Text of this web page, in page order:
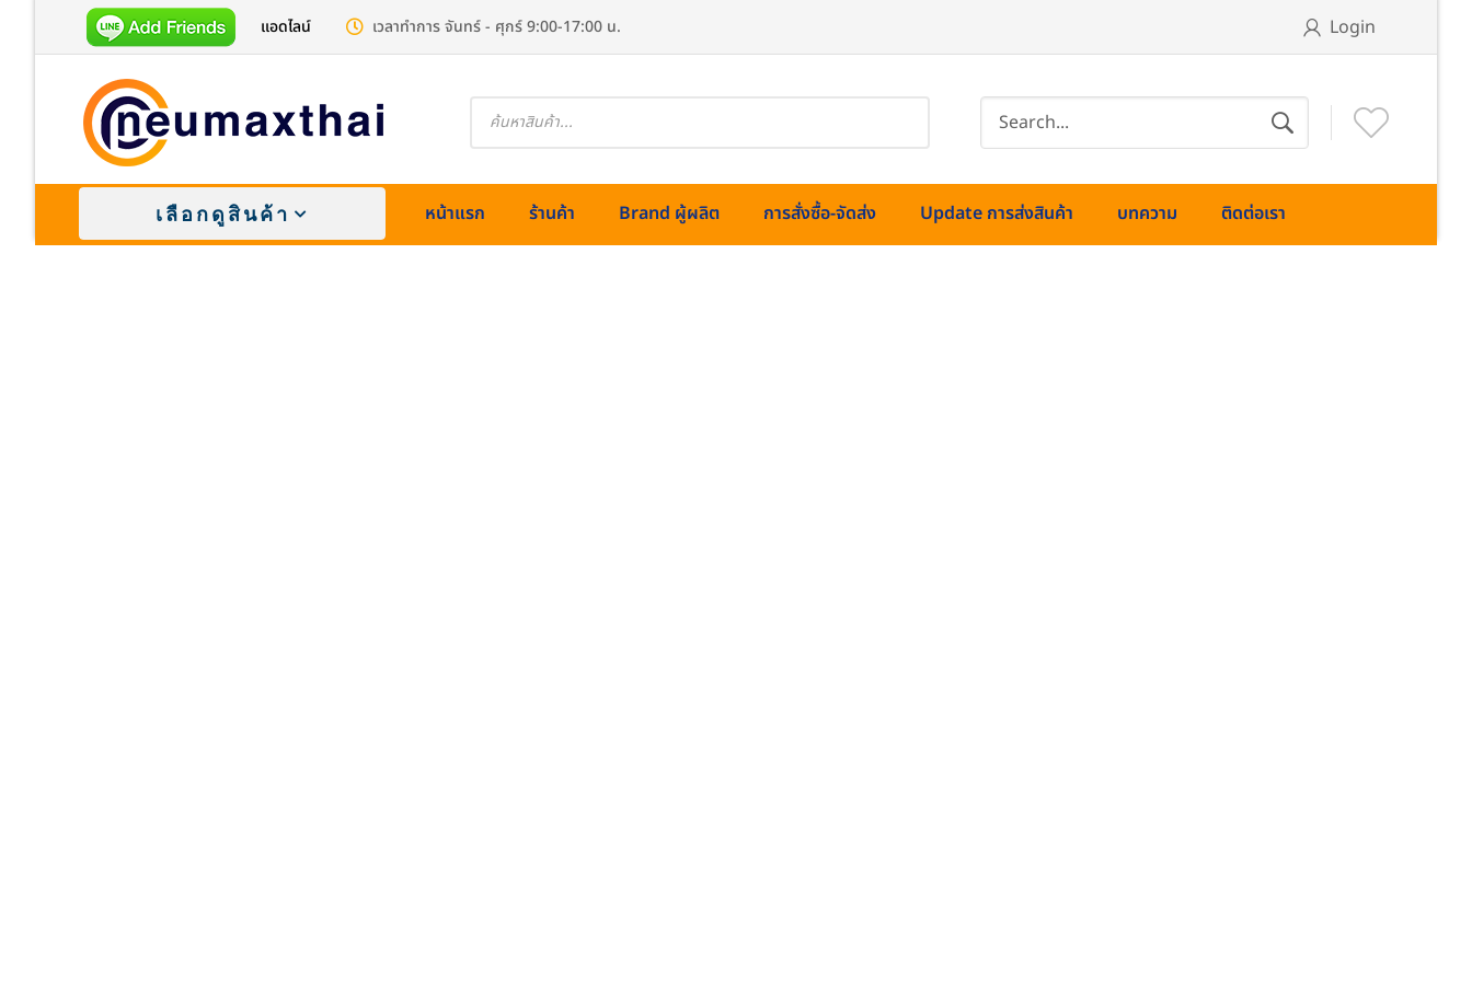
แอดไลน์ เวลาทำการ จันทร์ - ศุกร์ 9:00-17:00 น. Login
Products
เลือกดูสินค้า หน้าแรก ร้านค้า Brand ผู้ผลิต การสั่งซื้อ-จัดส่ง Update การส่งสินค้า บทความ ติดต่อเรา